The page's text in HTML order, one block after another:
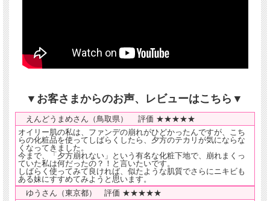
▼お客さまからのお声、レビューはこちら▼
えんどうまめさん（鳥取県） 評価 ★★★★★
オイリー肌の私は、ファンデの崩れがひどかったんですが、こち
らの化粧品を使ってしばらくしたら、夕方のテカリが気にならな
くなってきました。
今まで、「夕方崩れない」という有名な化粧下地で、崩れまくっ
ていた私は何だったの？！と言いたいです。
しばらく使ってみて良ければ、似たような肌質でさらにニキビも
ある妹にすすめてみようと思います。
ゆうさん（東京都） 評価 ★★★★★